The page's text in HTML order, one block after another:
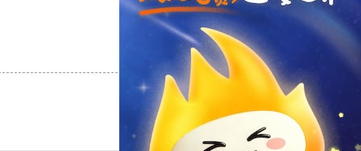
支持